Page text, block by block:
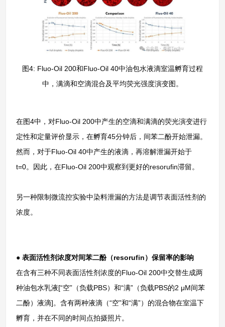
图4: Fluo-Oil 200和Fluo-Oil 40中油包水液滴室温孵育过程
中，满滴和空滴混合及平均荧光强度演变图。
在图4中，对Fluo-Oil 200中产生的空滴和满滴的荧光演变进行
定性和定量评价显示，在孵育45分钟后，间苯二酚开始泄漏。
然而，对于Fluo-Oil 40中产生的液滴，再溶解泄漏开始于
t=0。因此，在Fluo-Oil 200中观察到更好的resorufin滞留。
另一种限制微流控实验中染料泄漏的方法是调节表面活性剂的
浓度。
●表面活性剂浓度对间苯二酚（resorufin）保留率的影响
在含有三种不同表面活性剂浓度的Fluo-Oil 200中交替生成两
种油包水乳液[“空”（负载PBS）和“满”（负载PBS的2 μM间苯
二酚）液滴]。含有两种液滴（“空”和“满”）的混合物在室温下
孵育，并在不同的时间点拍摄照片。